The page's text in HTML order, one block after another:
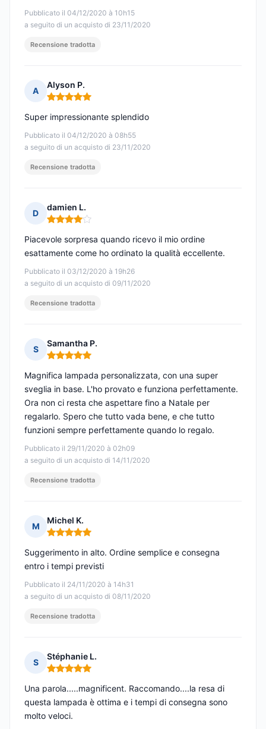
Pubblicato il 04/12/2020 à 10h15
a seguito di un acquisto di 23/11/2020
Recensione tradotta
A
Alyson P.
Nota: 5 su 5
Pubblicato il 04/12/2020 à 08h55
a seguito di un acquisto di 23/11/2020
Super impressionante splendido
Recensione tradotta
D
damien L.
Nota: 4 su 5
Pubblicato il 03/12/2020 à 19h26
a seguito di un acquisto di 09/11/2020
Piacevole sorpresa quando ricevo il mio ordine
esattamente come ho ordinato la qualità eccellente.
Recensione tradotta
S
Samantha P.
Nota: 5 su 5
Pubblicato il 29/11/2020 à 02h09
a seguito di un acquisto di 14/11/2020
Magnifica lampada personalizzata, con una super
sveglia in base. L'ho provato e funziona perfettamente.
Ora non ci resta che aspettare fino a Natale per
regalarlo. Spero che tutto vada bene, e che tutto
funzioni sempre perfettamente quando lo regalo.
Recensione tradotta
M
Michel K.
Nota: 5 su 5
Pubblicato il 24/11/2020 à 14h31
a seguito di un acquisto di 08/11/2020
Suggerimento in alto. Ordine semplice e consegna
entro i tempi previsti
Recensione tradotta
S
Stéphanie L.
Nota: 5 su 5
Una parola.....magnificent. Raccomando....la resa di
questa lampada è ottima e i tempi di consegna sono
molto veloci.